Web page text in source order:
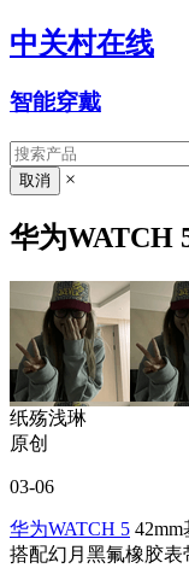
中关村在线
智能穿戴
×
华为WATCH
纸殇浅琳
原创
03-06
华为WATCH 5
搭配幻月黑氟橡胶表